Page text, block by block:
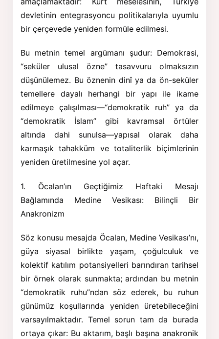
devletinin entegrasyoncu politikalarıyla uyumlu
bir çerçevede yeniden formüle edilmesi.
Bu metnin temel argümanı şudur: Demokrasi,
“seküler ulusal özne” tasavvuru olmaksızın
düşünülemez. Bu öznenin dinî ya da ön-seküler
temellere dayalı herhangi bir yapı ile ikame
edilmeye çalışılması—“demokratik ruh” ya da
“demokratik İslam” gibi kavramsal örtüler
altında dahi sunulsa—yapısal olarak daha
karmaşık tahakküm ve totaliterlik biçimlerinin
yeniden üretilmesine yol açar.
1. Öcalan’ın Geçtiğimiz Haftaki Mesajı
Bağlamında Medine Vesikası: Bilinçli Bir
Anakronizm
Söz konusu mesajda Öcalan, Medine Vesikası’nı,
güya siyasal birlikte yaşam, çoğulculuk ve
kolektif katılım potansiyelleri barındıran tarihsel
bir örnek olarak sunmakta; ardından bu metnin
“demokratik ruhu”ndan söz ederek, bu ruhun
günümüz koşullarında yeniden üretebileceğini
varsayılmaktadır. Temel sorun tam da burada
ortaya çıkar: Bu aktarım, başlı başına anakronik